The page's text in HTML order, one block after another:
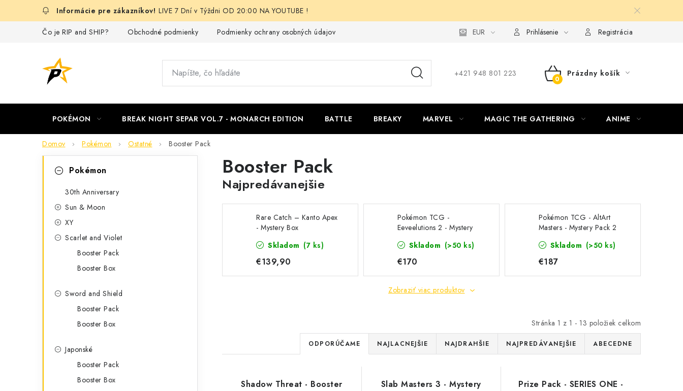
LIVE 7 Dní v Týždni OD 20:00 NA YOUTUBE !
Čo je RIP and SHIP? Obchodné podmienky Podmienky ochrany osobných údajov Odstúpenie od zmluvy formou elektronického formulára
EUR Prihlásenie Registrácia
‪+421 948 801 223
NÁKUPNÝ
Prázdny košík
POKÉMON BREAK NIGHT SEPAR VOL.7 - MONARCH EDITION BATTLE BREAKY MARVEL MAGIC THE GATHERING ANIME
Domov Pokémon Ostatné Booster Pack
kategóriePokémon
30th Anniversary
Sun & Moon
XY
Scarlet and Violet
Booster Pack
Booster Box
Sword and Shield
Booster Pack
Booster Box
Japonské
Booster Pack
Booster Box
Booster Pack
Najpredávanejšie
Rare Catch – Kanto Apex
- Mystery Box
Skladom (7 ks)
€139,90
Pokémon TCG -
Eeveelutions 2 - Mystery
Skladom (>50 ks)
€170
Pokémon TCG - AltArt
Masters - Mystery Pack 2
Skladom (>50 ks)
€187
Zobraziť viac produktov
Stránka 1 z 1 - 13 položiek celkom
R
a
d
ODPORÚČAME NAJLACNEJŠIE NAJDRAHŠIE NAJPREDÁVANEJŠIE ABECEDNE
Shadow Threat - Booster
Slab Masters 3 - Mystery
Prize Pack - SERIES ONE -